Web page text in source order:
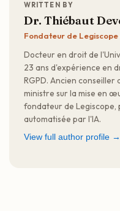
WRITTEN BY
Dr. Thiébaut
Fondateur de Legiscope
Docteur en droit de
23 ans d'expérience en
RGPD. Ancien
ministre sur la mise en
fondateur de Legiscope,
automatisée par l'IA.
View full author profile →